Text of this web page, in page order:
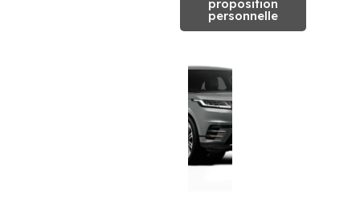
proposition
personnelle